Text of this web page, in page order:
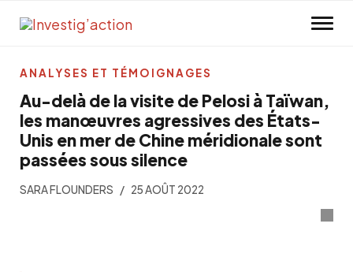
Au-delà de la visite de Pelosi à Taïwan,
les manœuvres agressives des États-
Unis en mer de Chine méridionale sont
passées sous silence
SARA FLOUNDERS 25 AOÛT 2022
ANALYSES ET TÉMOIGNAGES